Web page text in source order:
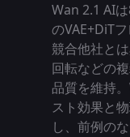
Wan 2.1 AI
のVAE+DiT
競合他社と
回転などの
品質を維持
スト効果と
し、前例の